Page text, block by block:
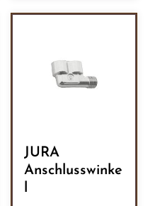
JURA
Anschlusswinke
l